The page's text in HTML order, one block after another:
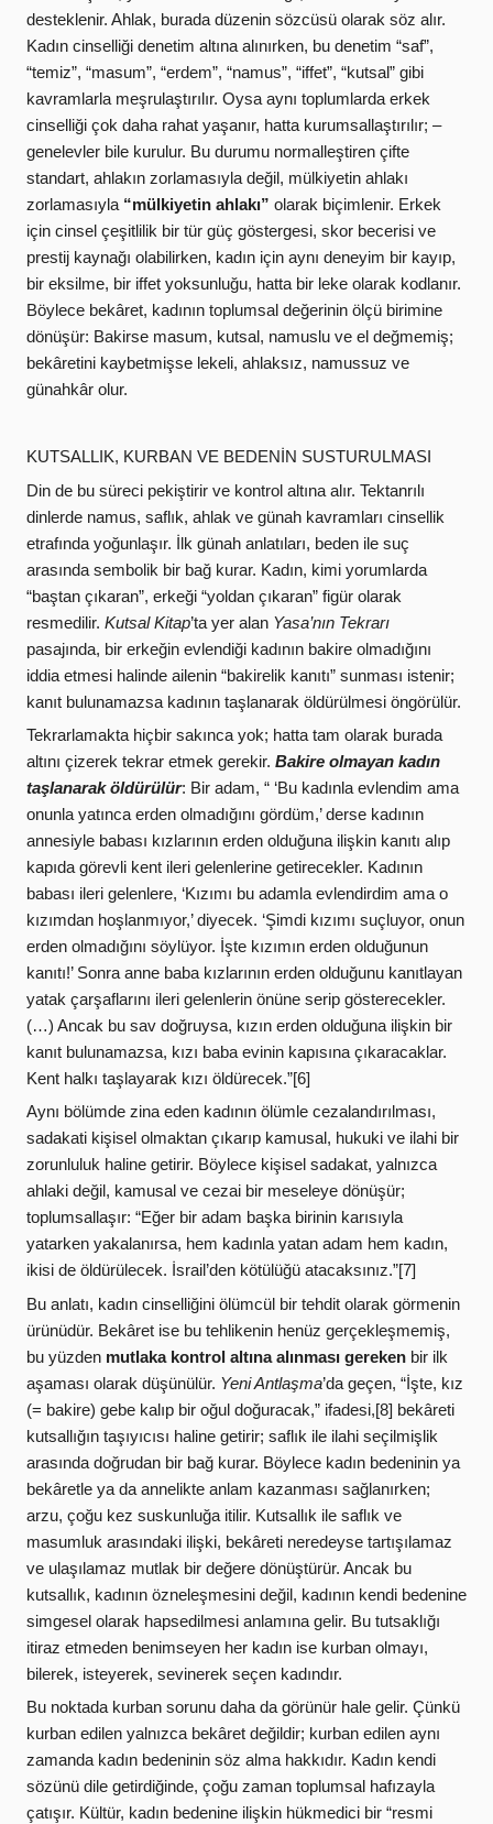
desteklenir. Ahlak, burada düzenin sözcüsü olarak söz alır.
Kadın cinselliği denetim altına alınırken, bu denetim “saf”,
“temiz”, “masum”, “erdem”, “namus”, “iffet”, “kutsal” gibi
kavramlarla meşrulaştırılır. Oysa aynı toplumlarda erkek
cinselliği çok daha rahat yaşanır, hatta kurumsallaştırılır; –
genelevler bile kurulur. Bu durumu normalleştiren çifte
standart, ahlakın zorlamasıyla değil, mülkiyetin ahlakı
zorlamasıyla “mülkiyetin ahlakı” olarak biçimlenir. Erkek
için cinsel çeşitlilik bir tür güç göstergesi, skor becerisi ve
prestij kaynağı olabilirken, kadın için aynı deneyim bir kayıp,
bir eksilme, bir iffet yoksunluğu, hatta bir leke olarak kodlanır.
Böylece bekâret, kadının toplumsal değerinin ölçü birimine
dönüşür: Bakirse masum, kutsal, namuslu ve el değmemiş;
bekâretini kaybetmişse lekeli, ahlaksız, namussuz ve
günahkâr olur.
KUTSALLIK, KURBAN VE BEDENİN SUSTURULMASI
Din de bu süreci pekiştirir ve kontrol altına alır. Tektanrılı
dinlerde namus, saflık, ahlak ve günah kavramları cinsellik
etrafında yoğunlaşır. İlk günah anlatıları, beden ile suç
arasında sembolik bir bağ kurar. Kadın, kimi yorumlarda
“baştan çıkaran”, erkeği “yoldan çıkaran” figür olarak
resmedilir. Kutsal Kitap’ta yer alan Yasa’nın Tekrarı
pasajında, bir erkeğin evlendiği kadının bakire olmadığını
iddia etmesi halinde ailenin “bakirelik kanıtı” sunması istenir;
kanıt bulunamazsa kadının taşlanarak öldürülmesi öngörülür.
Tekrarlamakta hiçbir sakınca yok; hatta tam olarak burada
altını çizerek tekrar etmek gerekir. Bakire olmayan kadın
taşlanarak öldürülür: Bir adam, “ ‘Bu kadınla evlendim ama
onunla yatınca erden olmadığını gördüm,’ derse kadının
annesiyle babası kızlarının erden olduğuna ilişkin kanıtı alıp
kapıda görevli kent ileri gelenlerine getirecekler. Kadının
babası ileri gelenlere, ‘Kızımı bu adamla evlendirdim ama o
kızımdan hoşlanmıyor,’ diyecek. ‘Şimdi kızımı suçluyor, onun
erden olmadığını söylüyor. İşte kızımın erden olduğunun
kanıtı!’ Sonra anne baba kızlarının erden olduğunu kanıtlayan
yatak çarşaflarını ileri gelenlerin önüne serip gösterecekler.
(…) Ancak bu sav doğruysa, kızın erden olduğuna ilişkin bir
kanıt bulunamazsa, kızı baba evinin kapısına çıkaracaklar.
Kent halkı taşlayarak kızı öldürecek.”[6]
Aynı bölümde zina eden kadının ölümle cezalandırılması,
sadakati kişisel olmaktan çıkarıp kamusal, hukuki ve ilahi bir
zorunluluk haline getirir. Böylece kişisel sadakat, yalnızca
ahlaki değil, kamusal ve cezai bir meseleye dönüşür;
toplumsallaşır: “Eğer bir adam başka birinin karısıyla
yatarken yakalanırsa, hem kadınla yatan adam hem kadın,
ikisi de öldürülecek. İsrail’den kötülüğü atacaksınız.”[7]
Bu anlatı, kadın cinselliğini ölümcül bir tehdit olarak görmenin
ürünüdür. Bekâret ise bu tehlikenin henüz gerçekleşmemiş,
bu yüzden mutlaka kontrol altına alınması gereken bir ilk
aşaması olarak düşünülür. Yeni Antlaşma’da geçen, “İşte, kız
(= bakire) gebe kalıp bir oğul doğuracak,” ifadesi,[8] bekâreti
kutsallığın taşıyıcısı haline getirir; saflık ile ilahi seçilmişlik
arasında doğrudan bir bağ kurar. Böylece kadın bedeninin ya
bekâretle ya da annelikte anlam kazanması sağlanırken;
arzu, çoğu kez suskunluğa itilir. Kutsallık ile saflık ve
masumluk arasındaki ilişki, bekâreti neredeyse tartışılamaz
ve ulaşılamaz mutlak bir değere dönüştürür. Ancak bu
kutsallık, kadının özneleşmesini değil, kadının kendi bedenine
simgesel olarak hapsedilmesi anlamına gelir. Bu tutsaklığı
itiraz etmeden benimseyen her kadın ise kurban olmayı,
bilerek, isteyerek, sevinerek seçen kadındır.
Bu noktada kurban sorunu daha da görünür hale gelir. Çünkü
kurban edilen yalnızca bekâret değildir; kurban edilen aynı
zamanda kadın bedeninin söz alma hakkıdır. Kadın kendi
sözünü dile getirdiğinde, çoğu zaman toplumsal hafızayla
çatışır. Kültür, kadın bedenine ilişkin hükmedici bir “resmi